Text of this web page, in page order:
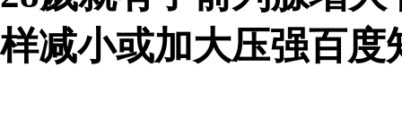
样减小或加大压强百度